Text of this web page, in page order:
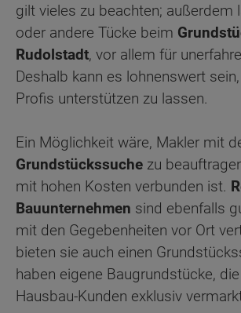
gilt vieles zu beachten; außerdem
oder andere Tücke beim
Rudolstadt, vor allem für
Deshalb kann es lohnenswert
Profis unterstützen zu lassen.
Ein Möglichkeit wäre, Makler mit
Grundstückssuche zu
mit hohen Kosten verbunden ist.
Bauunternehmen sind ebenfalls
mit den Gegebenheiten vor Ort
bieten sie auch einen
haben eigene Baugrundstücke,
Hausbau-Kunden exklusiv